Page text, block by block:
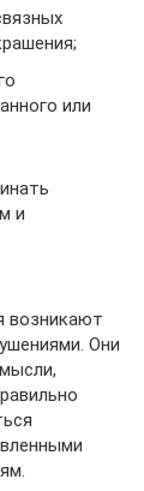
или
и
возникают
Они